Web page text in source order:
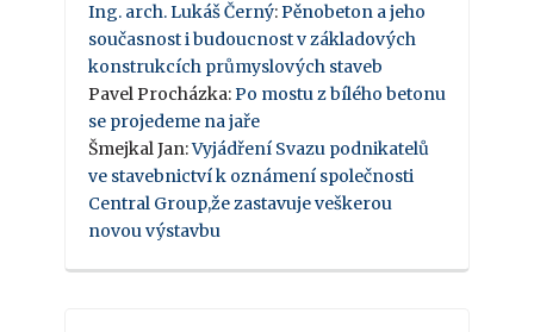
Ing. arch. Lukáš Černý: Pěnobeton a jeho
současnost i budoucnost v základových
konstrukcích průmyslových staveb
Pavel Procházka: Po mostu z bílého betonu
se projedeme na jaře
Šmejkal Jan:Vyjádření Svazu podnikatelů
ve stavebnictví k oznámení společnosti
Central Group,že zastavuje veškerou
novou výstavbu